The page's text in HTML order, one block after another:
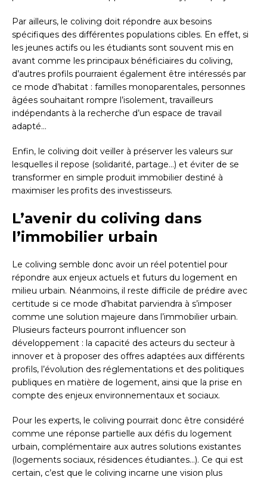
Par ailleurs, le coliving doit répondre aux besoins
spécifiques des différentes populations cibles. En effet, si
les jeunes actifs ou les étudiants sont souvent mis en
avant comme les principaux bénéficiaires du coliving,
d’autres profils pourraient également être intéressés par
ce mode d’habitat : familles monoparentales, personnes
âgées souhaitant rompre l’isolement, travailleurs
indépendants à la recherche d’un espace de travail
adapté…
Enfin, le coliving doit veiller à préserver les valeurs sur
lesquelles il repose (solidarité, partage…) et éviter de se
transformer en simple produit immobilier destiné à
maximiser les profits des investisseurs.
L’avenir du coliving dans
l’immobilier urbain
Le coliving semble donc avoir un réel potentiel pour
répondre aux enjeux actuels et futurs du logement en
milieu urbain. Néanmoins, il reste difficile de prédire avec
certitude si ce mode d’habitat parviendra à s’imposer
comme une solution majeure dans l’immobilier urbain.
Plusieurs facteurs pourront influencer son
développement : la capacité des acteurs du secteur à
innover et à proposer des offres adaptées aux différents
profils, l’évolution des réglementations et des politiques
publiques en matière de logement, ainsi que la prise en
compte des enjeux environnementaux et sociaux.
Pour les experts, le coliving pourrait donc être considéré
comme une réponse partielle aux défis du logement
urbain, complémentaire aux autres solutions existantes
(logements sociaux, résidences étudiantes…). Ce qui est
certain, c’est que le coliving incarne une vision plus